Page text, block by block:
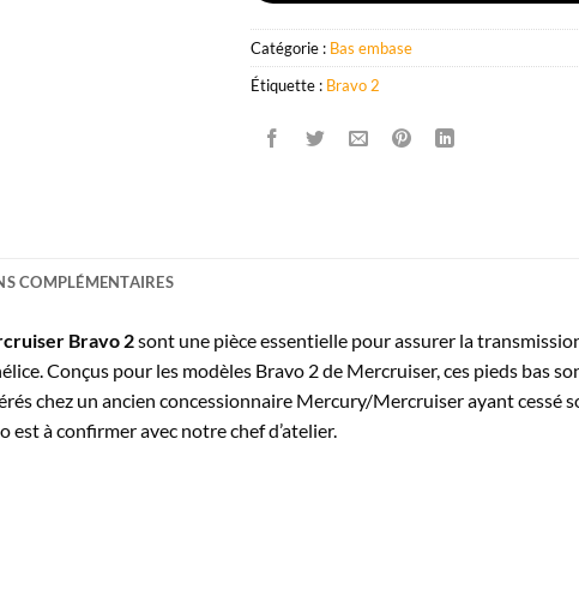
Catégorie : Bas embase
Étiquette : Bravo 2
COMPLÉMENTAIRES
Bravo 2sont une pièce essentielle pour assurer la
Conçus pour les modèles Bravo 2 de Mercruiser, ces pieds bas
chez un ancien concessionnaire Mercury/Mercruiser ayant cessé
est à confirmer avec notre chef d’atelier.